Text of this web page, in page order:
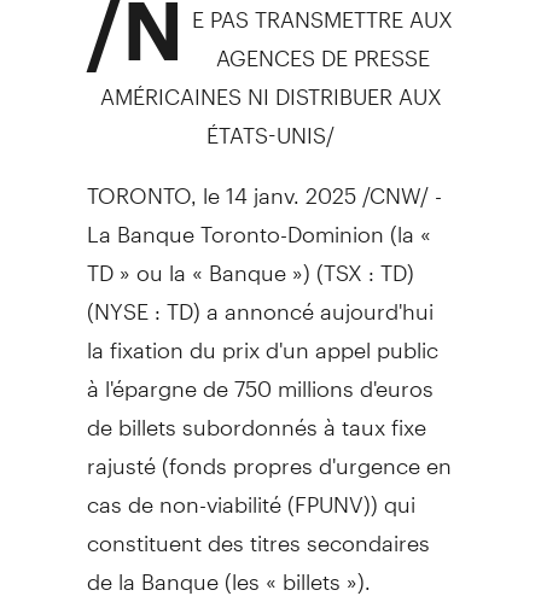
/N
AGENCES DE PRESSE
AMÉRICAINES NI DISTRIBUER AUX
ÉTATS-UNIS/
TORONTO, le 14 janv. 2025/CNW/ -
La Banque Toronto-Dominion (la «
TD » ou la « Banque ») (TSX : TD)
(NYSE : TD) a annoncé aujourd'hui
la fixation du prix d'un appel public
à l'épargne de 750 millions d'euros
de billets subordonnés à taux fixe
rajusté (fonds propres d'urgence en
cas de non-viabilité (FPUNV)) qui
constituent des titres secondaires
de la Banque (les « billets »).